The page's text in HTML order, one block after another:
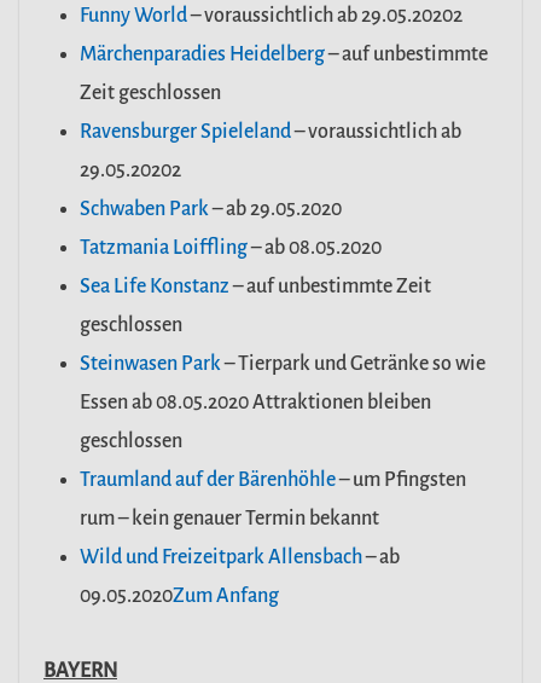
Funny World– voraussichtlich ab 29.05.20202
Märchenparadies Heidelberg– auf unbestimmte
Zeit geschlossen
Ravensburger Spieleland– voraussichtlich ab
29.05.20202
Schwaben Park– ab 29.05.2020
Tatzmania Loiffling– ab 08.05.2020
Sea Life Konstanz– auf unbestimmte Zeit
geschlossen
Steinwasen Park– Tierpark und Getränke so wie
Essen ab 08.05.2020 Attraktionen bleiben
geschlossen
Traumland auf der Bärenhöhle– um Pfingsten
rum – kein genauer Termin bekannt
Wild und Freizeitpark Allensbach– ab
09.05.2020Zum Anfang
BAYERN